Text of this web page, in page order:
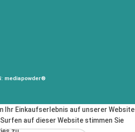
mediapowder®
Ihr Einkaufserlebnis auf unserer Website
auf dieser Website stimmen Sie